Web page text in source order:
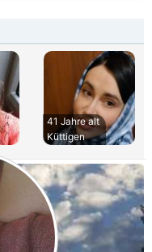
41 Jahre alt
Küttigen